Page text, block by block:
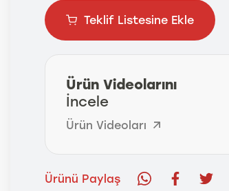
Teklif Listesine Ekle
Ürün Videolarını
İncele
Ürün Videoları
Ürünü Paylaş